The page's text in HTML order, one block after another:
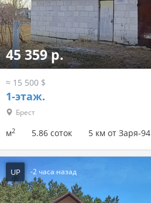
45 359 р.
≈ 15 500 $
1-этаж.
Брест
м2 5.86 соток 5 км от Заря-94
UP -2 часа назад